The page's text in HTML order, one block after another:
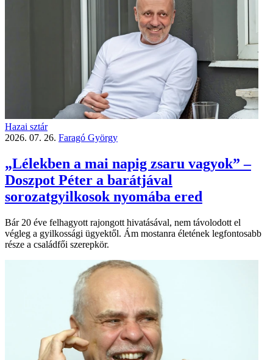
Hazai sztár
2026. 07. 26. Faragó György
„Lélekben a mai napig zsaru vagyok” –
Doszpot Péter a barátjával
sorozatgyilkosok nyomába ered
Bár 20 éve felhagyott rajongott hivatásával, nem távolodott el
végleg a gyilkossági ügyektől. Ám mostanra életének legfontosabb
része a családfői szerepkör.